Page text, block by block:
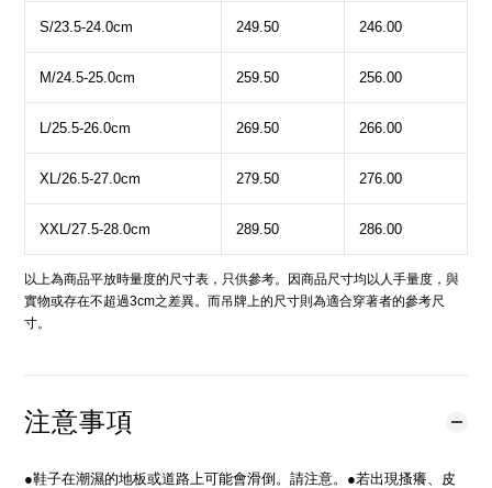
S/23.5-24.0cm 249.50 246.00
M/24.5-25.0cm 259.50 256.00
L/25.5-26.0cm 269.50 266.00
XL/26.5-27.0cm 279.50 276.00
XXL/27.5-28.0cm 289.50 286.00
以上為商品平放時量度的尺寸表，只供參考。因商品尺寸均以人手量度，與
實物或存在不超過3cm之差異。而吊牌上的尺寸則為適合穿著者的參考尺
寸。
注意事項
●鞋子在潮濕的地板或道路上可能會滑倒。請注意。●若出現搔癢、皮